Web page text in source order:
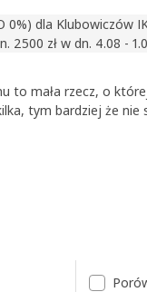
0%) dla Klubowiczów
2500 zł w dn. 4.08 -
to mała rzecz, o
tym bardziej że nie
do telefonów i
ładowarki, a na